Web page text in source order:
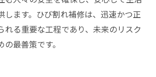
します。ひび割れ補修は、迅速かつ正
れる重要な工程であり、未来のリスク
最善策です。